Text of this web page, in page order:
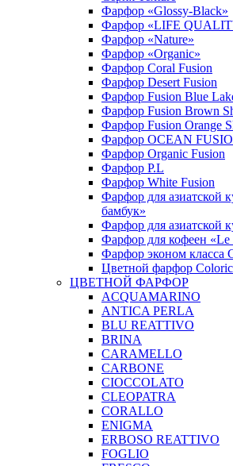
Фарфор «Glossy-Black»
Фарфор «LIFE
Фарфор «Nature»
Фарфор «Organic»
Фарфор Coral Fusion
Фарфор Desert Fusion
Фарфор Fusion Blue
Фарфор Fusion Brown
Фарфор Fusion Orange
Фарфор OCEAN
Фарфор Organic Fusion
Фарфор P.L
Фарфор White Fusion
Фарфор для азиатской
бамбук»
Фарфор для азиатской
Фарфор для кофеен
Фарфор эконом класса
Цветной фарфор
ЦВЕТНОЙ ФАРФОР
ACQUAMARINO
ANTICA PERLA
BLU REATTIVO
BRINA
CARAMELLO
CARBONE
CIOCCOLATO
CLEOPATRA
CORALLO
ENIGMA
ERBOSO REATTIVO
FOGLIO